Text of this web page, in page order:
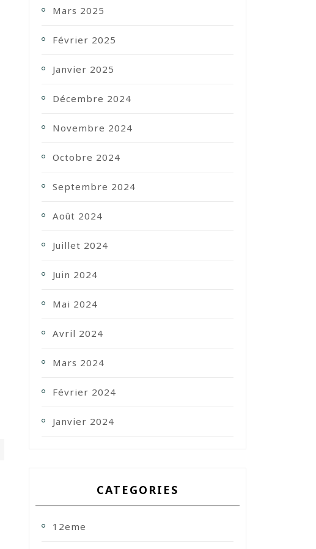
Mars 2025
Février 2025
Janvier 2025
Décembre 2024
Novembre 2024
Octobre 2024
Septembre 2024
Août 2024
Juillet 2024
Juin 2024
Mai 2024
Avril 2024
Mars 2024
Février 2024
Janvier 2024
CATEGORIES
12eme